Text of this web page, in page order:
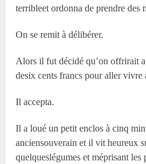
terribleet ordonna de prendre des
On se remit à délibérer.
Alors il fut décidé qu’on offrirait
desix cents francs pour aller vivre
Il accepta.
Il a loué un petit enclos à cinq
anciensouverain et il vit heureux
quelqueslégumes et méprisant les